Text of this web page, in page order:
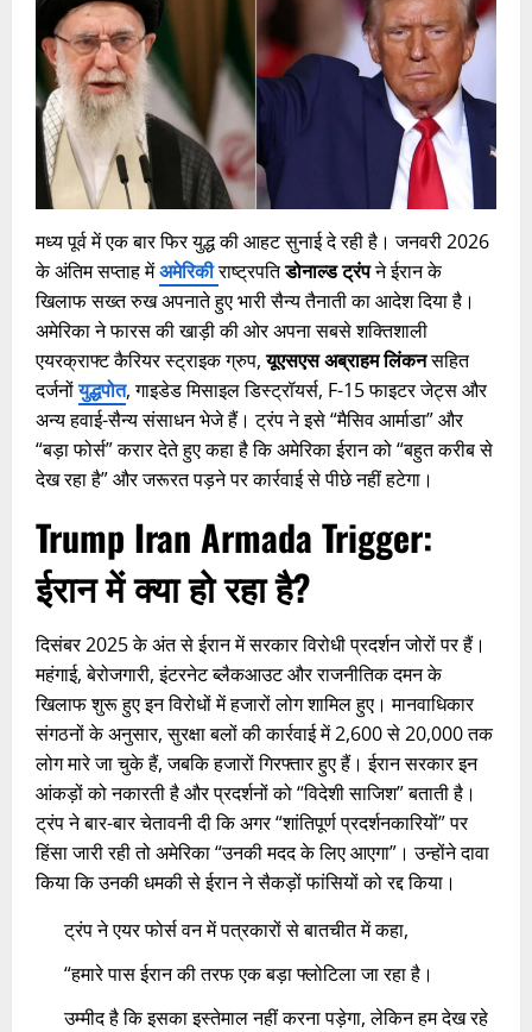
मध्य पूर्व में एक बार फिर युद्ध की आहट सुनाई दे रही है। जनवरी 2026
के अंतिम सप्ताह मेंअमेरिकीराष्ट्रपतिडोनाल्ड ट्रंपने ईरान के
खिलाफ सख्त रुख अपनाते हुए भारी सैन्य तैनाती का आदेश दिया है।
अमेरिका ने फारस की खाड़ी की ओर अपना सबसे शक्तिशाली
एयरक्राफ्ट कैरियर स्ट्राइक ग्रुप,यूएसएस अब्राहम लिंकनसहित
दर्जनोंयुद्धपोत, गाइडेड मिसाइल डिस्ट्रॉयर्स, F-15 फाइटर जेट्स और
अन्य हवाई-सैन्य संसाधन भेजे हैं। ट्रंप ने इसे “मैसिव आर्माडा” और
“बड़ा फोर्स” करार देते हुए कहा है कि अमेरिका ईरान को “बहुत करीब से
देख रहा है” और जरूरत पड़ने पर कार्रवाई से पीछे नहीं हटेगा।
Trump Iran Armada Trigger:
ईरान में क्या हो रहा है?
दिसंबर 2025 के अंत से ईरान में सरकार विरोधी प्रदर्शन जोरों पर हैं।
महंगाई, बेरोजगारी, इंटरनेट ब्लैकआउट और राजनीतिक दमन के
खिलाफ शुरू हुए इन विरोधों में हजारों लोग शामिल हुए। मानवाधिकार
संगठनों के अनुसार, सुरक्षा बलों की कार्रवाई में 2,600 से 20,000 तक
लोग मारे जा चुके हैं, जबकि हजारों गिरफ्तार हुए हैं। ईरान सरकार इन
आंकड़ों को नकारती है और प्रदर्शनों को “विदेशी साजिश” बताती है।
ट्रंप ने बार-बार चेतावनी दी कि अगर “शांतिपूर्ण प्रदर्शनकारियों” पर
हिंसा जारी रही तो अमेरिका “उनकी मदद के लिए आएगा”। उन्होंने दावा
किया कि उनकी धमकी से ईरान ने सैकड़ों फांसियों को रद्द किया।
ट्रंप ने एयर फोर्स वन में पत्रकारों से बातचीत में कहा,
“हमारे पास ईरान की तरफ एक बड़ा फ्लोटिला जा रहा है।
उम्मीद है कि इसका इस्तेमाल नहीं करना पड़ेगा, लेकिन हम देख रहे